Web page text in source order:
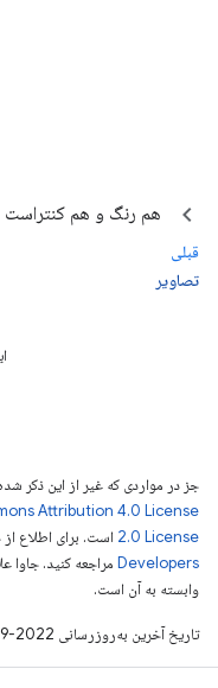
هم رنگ و هم کنتراست
قبلی
تصاویر
جز در مواردی که غیر از این ذکر
Attribution 4.0 License
2.0 License است. برای اطلاع از
Developers‏
وابسته به آن است.
تاریخ آخرین به‌روزرسانی 2022-09-30 به‌وقت ساعت هماهنگ جهانی.